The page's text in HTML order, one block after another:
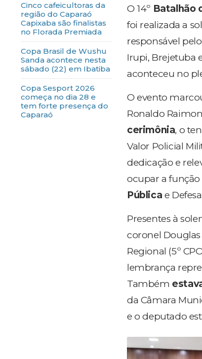
Cinco cafeicultoras da
região do Caparaó
Capixaba são finalistas
no Florada Premiada
Copa Brasil de Wushu
Sanda acontece nesta
sábado (22) em Ibatiba
Copa Sesport 2026
começa no dia 28 e
tem forte presença do
Caparaó
O 14º Batalhão
foi realizada a
responsável pelo
Irupi, Brejetuba
aconteceu no
O evento
Ronaldo
cerimônia, o
Valor Policial
dedicação e
ocupar a função
Pública e
Presentes à
coronel Douglas
Regional (5º
lembrança
Também
da Câmara
e o deputado